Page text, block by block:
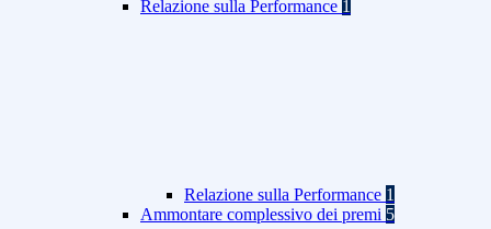
Relazione sulla Performance 1
Relazione sulla Performance 1
Ammontare complessivo dei premi 5